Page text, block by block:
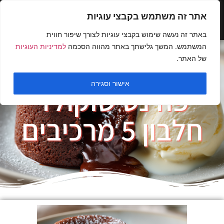
אתר זה משתמש בקבצי עוגיות
באתר זה נעשה שימוש בקבצי עוגיות לצורך שיפור חווית
המשתמש. המשך גלישתך באתר מהווה הסכמה למדיניות העוגיות
של האתר.
אישור וסגירה
פודנט שוקולד
חלבון 5 מרכיבים